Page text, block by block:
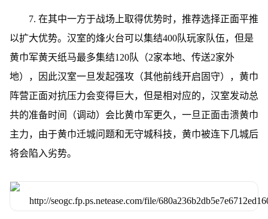
7. 在其中一方于战场上取得优势时，推荐选择正面平推
以扩大优势。汉室的烽火台可以集结400队玩家队伍，但是
黄巾军黄天纸马最多集结120队（2家本地、传送2家外
地），因此汉室一旦发起强攻（其他前线开启固守），黄巾
阵营正面对抗压力会变得巨大，但是相对应的，汉室发动总
共的准备时间（调动）会比黄巾军更久，一旦正面击溃黄巾
主力，由于黄巾迁城问题和无守城科技，黄巾被连下几城后
将会陷入劣势。